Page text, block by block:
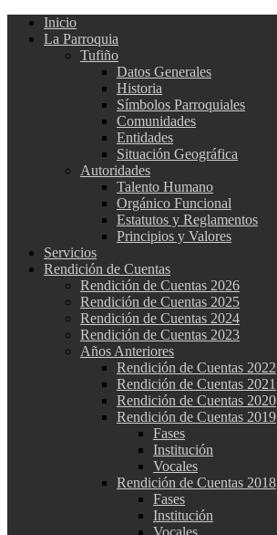
Inicio
La Parroquia
Tufiño
Datos Generales
Historia
Símbolos Parroquiales
Comunidades
Entidades
Situación Geográfica
Autoridades
Talento Humano
Orgánico Funcional
Estatutos y Reglamentos
Principios y Valores
Servicios
Rendición de Cuentas
Rendición de Cuentas 2026
Rendición de Cuentas 2025
Rendición de Cuentas 2024
Rendición de Cuentas 2023
Años Anteriores
Rendición de Cuentas 2022
Rendición de Cuentas 2021
Rendición de Cuentas 2020
Rendición de Cuentas 2019
Fases
Institución
Vocales
Rendición de Cuentas 2018
Fases
Institución
Vocales